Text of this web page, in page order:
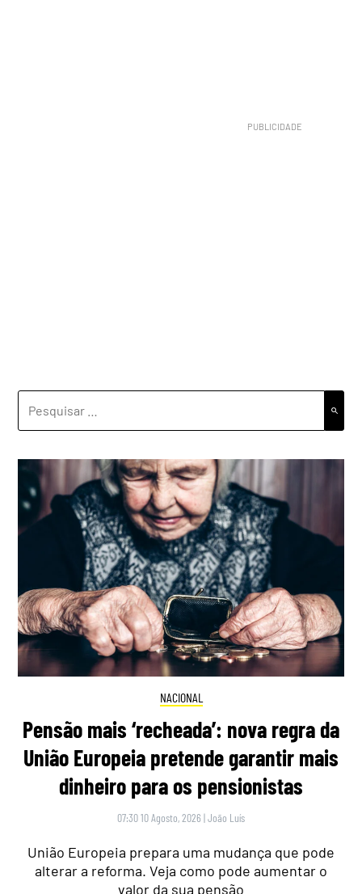
NACIONAL
Pensão mais ‘recheada’: nova regra da
União Europeia pretende garantir mais
dinheiro para os pensionistas
07:30 10 Agosto, 2026 |João Luís
União Europeia prepara uma mudança que pode
alterar a reforma. Veja como pode aumentar o
valor da sua pensão